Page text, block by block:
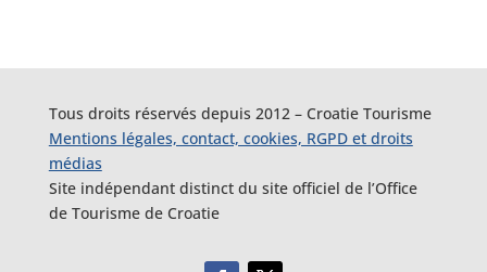
Tous droits réservés depuis 2012 – Croatie Tourisme
Mentions légales, contact, cookies, RGPD et droits
médias
Site indépendant distinct du site officiel de l’Office
de Tourisme de Croatie